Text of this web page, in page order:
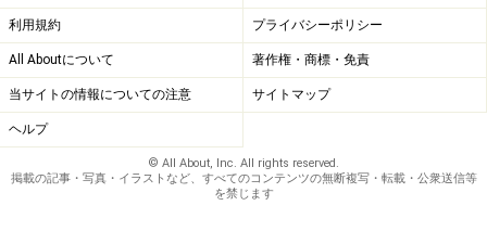
利用規約 プライバシーポリシー
All Aboutについて 著作権・商標・免責
当サイトの情報についての注意 サイトマップ
ヘルプ
© All About, Inc. All rights reserved.
掲載の記事・写真・イラストなど、すべてのコンテンツの無断複写・転載・公衆送信等
を禁じます